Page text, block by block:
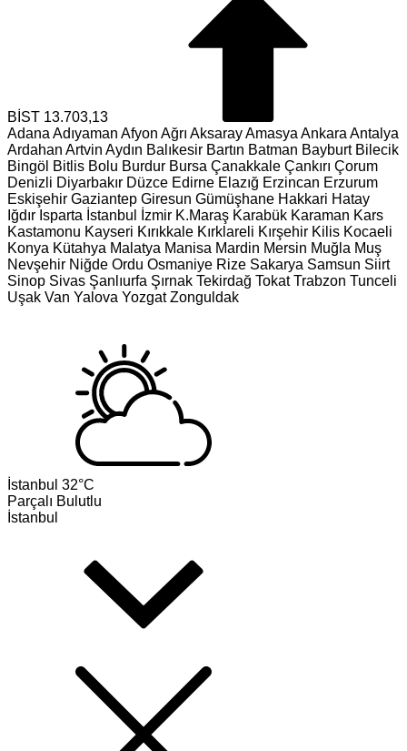
BİST 13.703,13
Adana Adıyaman Afyon Ağrı AksarayAmasya Ankara Antalya
Ardahan Artvin Aydın Balıkesir Bartın Batman Bayburt Bilecik
Bingöl Bitlis Bolu Burdur Bursa Çanakkale Çankırı Çorum
Denizli Diyarbakır Düzce Edirne Elazığ Erzincan Erzurum
Eskişehir Gaziantep Giresun Gümüşhane Hakkari Hatay
Iğdır Isparta İstanbul İzmir K.Maraş Karabük Karaman Kars
Kastamonu Kayseri Kırıkkale Kırklareli Kırşehir Kilis Kocaeli
Konya Kütahya Malatya Manisa Mardin Mersin Muğla Muş
Nevşehir Niğde Ordu Osmaniye Rize Sakarya Samsun Siirt
Sinop Sivas Şanlıurfa Şırnak Tekirdağ Tokat Trabzon Tunceli
Uşak Van Yalova Yozgat Zonguldak
İstanbul 32°C
Parçalı Bulutlu
İstanbul